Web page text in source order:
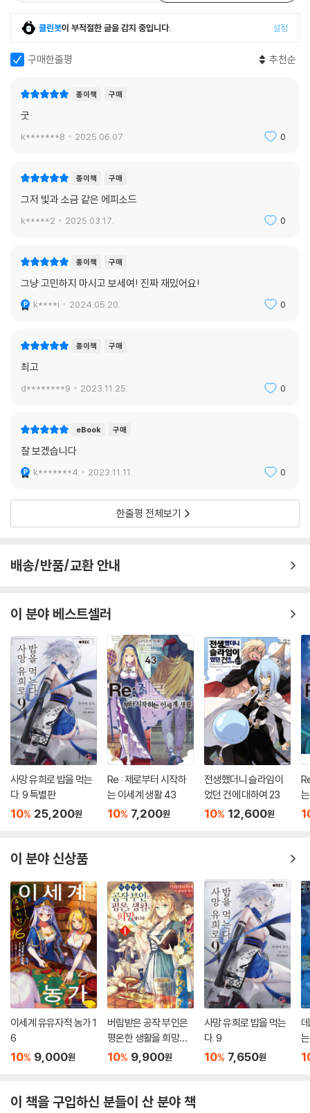
클린봇이 부적절한 글을 감지 중입니다. 설정
구매한줄평 추천순
종이책 구매
굿
k*******8 2025.06.07. 0
종이책 구매
그저 빛과 소금 같은 에피소드
k*****2 2025.03.17. 0
종이책 구매
그냥 고민하지 마시고 보세여! 진짜 재밌어요!
k****i 2024.05.20. 0
종이책 구매
최고
d********9 2023.11.25. 0
eBook 구매
잘 보겠습니다
k*******4 2023.11.11. 0
한줄평 전체보기
배송/반품/교환 안내
이 분야 베스트셀러
사망 유희로 밥을 먹는
다. 9 특별판
10% 25,200원
Re : 제로부터 시작하
는 이세계 생활 43
10% 7,200원
전생했더니 슬라임이
었던 건에 대하여 23
10% 12,600원
이 분야 신상품
이세계 유유자적 농가 1
6
10% 9,000원
버림받은 공작 부인은
평온한 생활을 희망합
니다 1
10% 9,900원
사망 유희로 밥을 먹는
다. 9
10% 7,650원
이 책을 구입하신 분들이 산 분야 책